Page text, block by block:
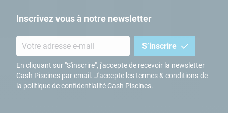
Inscrivez vous à notre newsletter
S’inscrire
En cliquant sur "S'inscrire", j'accepte de recevoir la newsletter
Cash Piscines par email. J'accepte les termes & conditions de
la politique de confidentialité Cash Piscines.